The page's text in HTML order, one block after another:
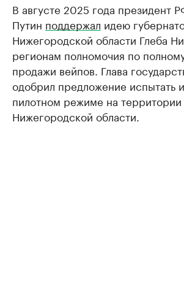
В августе 2025 года президент
Путин поддержал идею
Нижегородской области Глеба
регионам полномочия по
продажи вейпов. Глава
одобрил предложение испытать
пилотном режиме на территории
Нижегородской области.